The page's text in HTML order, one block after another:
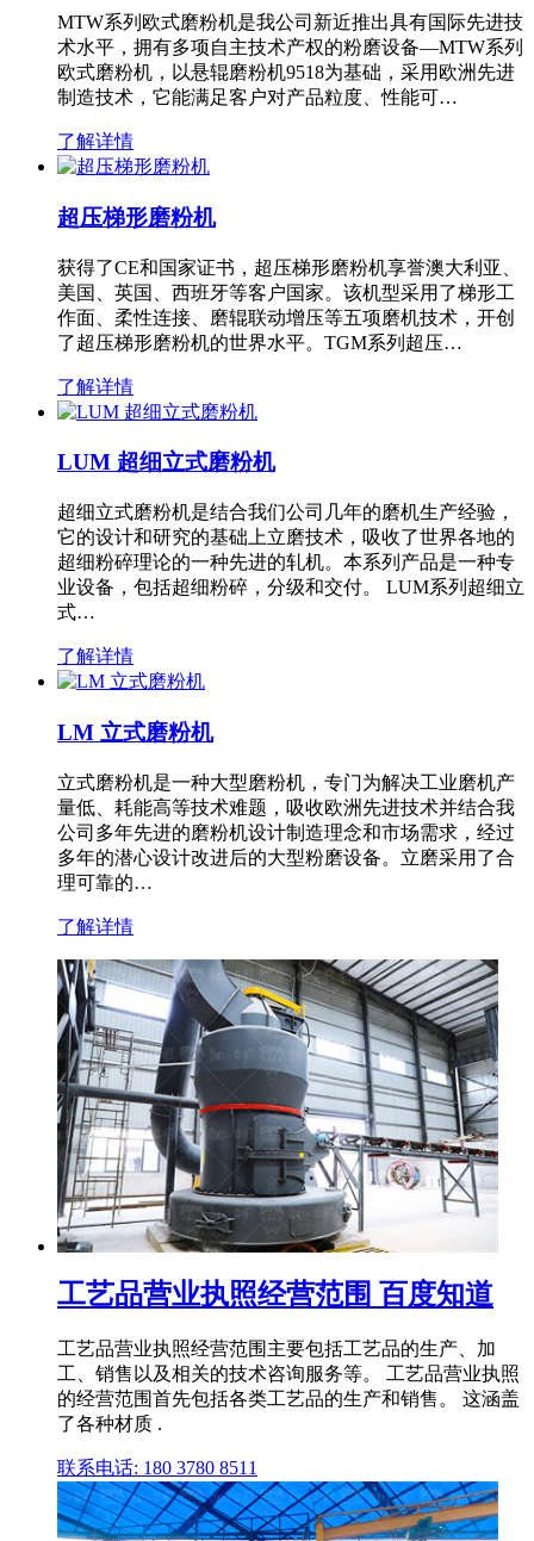
MTW系列欧式磨粉机是我公司新近推出具有国际先进技
术水平，拥有多项自主技术产权的粉磨设备—MTW系列
欧式磨粉机，以悬辊磨粉机9518为基础，采用欧洲先进
制造技术，它能满足客户对产品粒度、性能可…
了解详情
超压梯形磨粉机
获得了CE和国家证书，超压梯形磨粉机享誉澳大利亚、
美国、英国、西班牙等客户国家。该机型采用了梯形工
作面、柔性连接、磨辊联动增压等五项磨机技术，开创
了超压梯形磨粉机的世界水平。TGM系列超压…
了解详情
LUM 超细立式磨粉机
超细立式磨粉机是结合我们公司几年的磨机生产经验，
它的设计和研究的基础上立磨技术，吸收了世界各地的
超细粉碎理论的一种先进的轧机。本系列产品是一种专
业设备，包括超细粉碎，分级和交付。 LUM系列超细立
式…
了解详情
LM 立式磨粉机
立式磨粉机是一种大型磨粉机，专门为解决工业磨机产
量低、耗能高等技术难题，吸收欧洲先进技术并结合我
公司多年先进的磨粉机设计制造理念和市场需求，经过
多年的潜心设计改进后的大型粉磨设备。立磨采用了合
理可靠的…
了解详情
工艺品营业执照经营范围 百度知道
工艺品营业执照经营范围主要包括工艺品的生产、加
工、销售以及相关的技术咨询服务等。 工艺品营业执照
的经营范围首先包括各类工艺品的生产和销售。 这涵盖
了各种材质 .
联系电话: 180 3780 8511